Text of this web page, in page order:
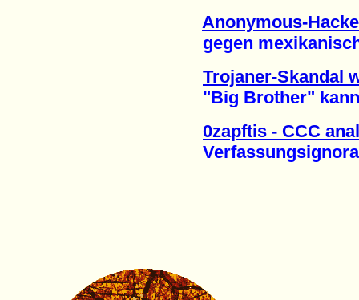
Anonymous-
gegen
Trojaner-Skandal
"Big Brother" kann
0zapftis - CCC